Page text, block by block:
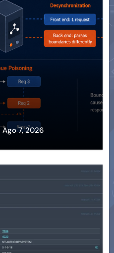
Ago 7, 2026